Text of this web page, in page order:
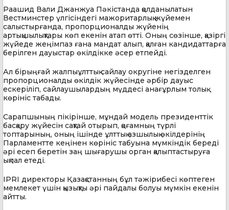
Раашид Вали Джанжуа Пәкістанда қолданылатын
Вестминстер үлгісіндегі мажоритарлық жүйемен
салыстырғанда, пропорционалды жүйенің
артықшылықтары көп екенін атап өтті. Оның сөзінше, қазіргі
жүйеде жеңімпаз ғана мандат алып, қалған кандидаттарға
берілген дауыстар өкілдікке әсер етпейді.
Ал бірыңғай жалпыұлттық сайлау округіне негізделген
пропорционалды өкілдік жүйесінде әрбір дауыс
ескеріліп, сайлаушылардың мүддесі анағұрлым толық
көрініс табады.
Сарапшының пікірінше, мұндай модель президенттік
басқару жүйесін сақтай отырып, қоғамның түрлі
топтарының, оның ішінде ұлттық азшылық өкілдерінің
Парламентте кеңінен көрініс табуына мүмкіндік береді
әрі есеп беретін заң шығарушы орган қалыптастыруға
ықпал етеді.
IPRI директоры Қазақстанның бұл тәжірибесі көптеген
мемлекет үшін қызықты әрі пайдалы болуы мүмкін екенін
айтты.